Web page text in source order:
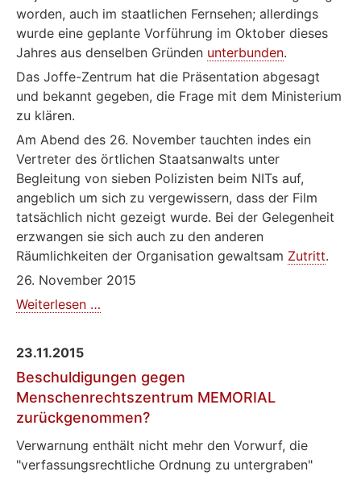
worden, auch im staatlichen Fernsehen; allerdings
wurde eine geplante Vorführung im Oktober dieses
Jahres aus denselben Gründen unterbunden.
Das Joffe-Zentrum hat die Präsentation abgesagt
und bekannt gegeben, die Frage mit dem Ministerium
zu klären.
Am Abend des 26. November tauchten indes ein
Vertreter des örtlichen Staatsanwalts unter
Begleitung von sieben Polizisten beim NITs auf,
angeblich um sich zu vergewissern, dass der Film
tatsächlich nicht gezeigt wurde. Bei der Gelegenheit
erzwangen sie sich auch zu den anderen
Räumlichkeiten der Organisation gewaltsam Zutritt.
26. November 2015
Weiterlesen …
"Katyn"
in
Petersburg
untersagt
23.11.2015
Beschuldigungen gegen
Menschenrechtszentrum MEMORIAL
zurückgenommen?
Verwarnung enthält nicht mehr den Vorwurf, die
"verfassungsrechtliche Ordnung zu untergraben"